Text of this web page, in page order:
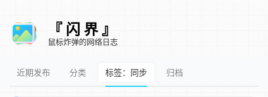
『 闪 界 』
鼠标炸弹的网络日志
近期发布 分类 标签：同步 归档